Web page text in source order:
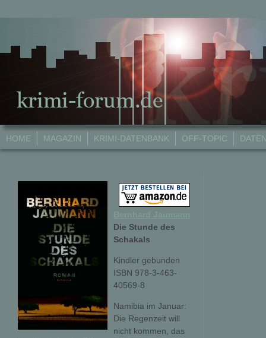
HOME MAGAZIN KRIMI-DATENBANK OFF-TOPIC
Die Stunde des
Schakals
Kindler gebunden
ISBN 978-3-463-
40569-8
Namibia im Januar:
Die Regenzeit will
nicht kommen, das